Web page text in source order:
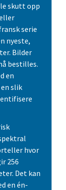
skutt opp
serie
nyeste,
Bilder
bestilles.
en
slik
hvor
256
Det kan
en én-